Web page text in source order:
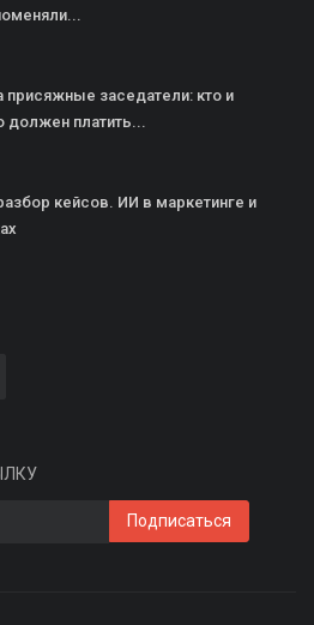
присяжные заседатели: кто и
должен платить...
кейсов. ИИ в маркетинге и
Подписаться